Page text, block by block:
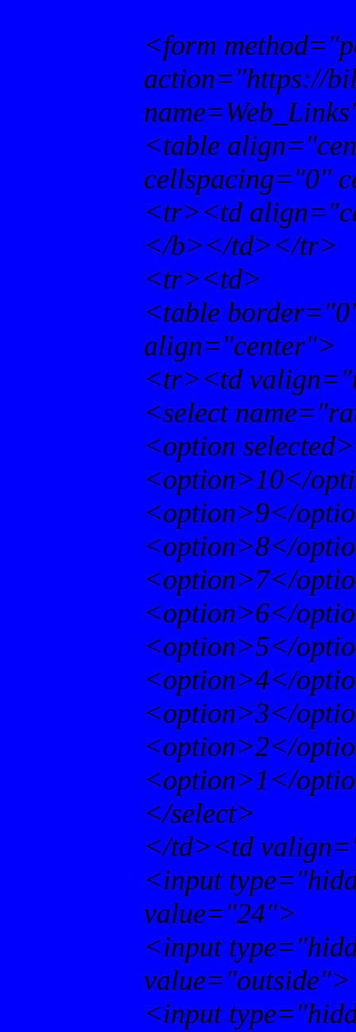
<form
action="https://
<table
cellspacing="0"
<tr><td
</b></td></tr>
<tr><td>
<table
align="center">
<tr><td
<select
<option
<option>10</
<option>9</
<option>8</
<option>7</
<option>6</
<option>5</
<option>4</
<option>3</
<option>2</
<option>1</
</select>
</td><td
<input
value="24">
<input
value="outside">
<input